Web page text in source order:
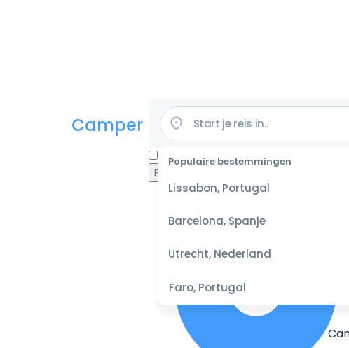
Populaire bestemmingen
Lissabon, Portugal
Barcelona, Spanje
Utrecht, Nederland
Faro, Portugal
Camper huren in de VS
Waarom